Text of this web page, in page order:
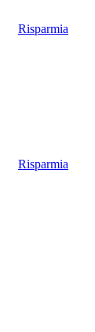
Risparmia
Risparmia